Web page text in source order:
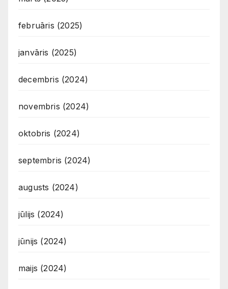
februāris (2025)
janvāris (2025)
decembris (2024)
novembris (2024)
oktobris (2024)
septembris (2024)
augusts (2024)
jūlijs (2024)
jūnijs (2024)
maijs (2024)